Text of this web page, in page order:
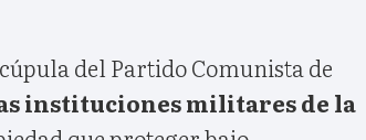
del Partido Comunista de
instituciones militares de la